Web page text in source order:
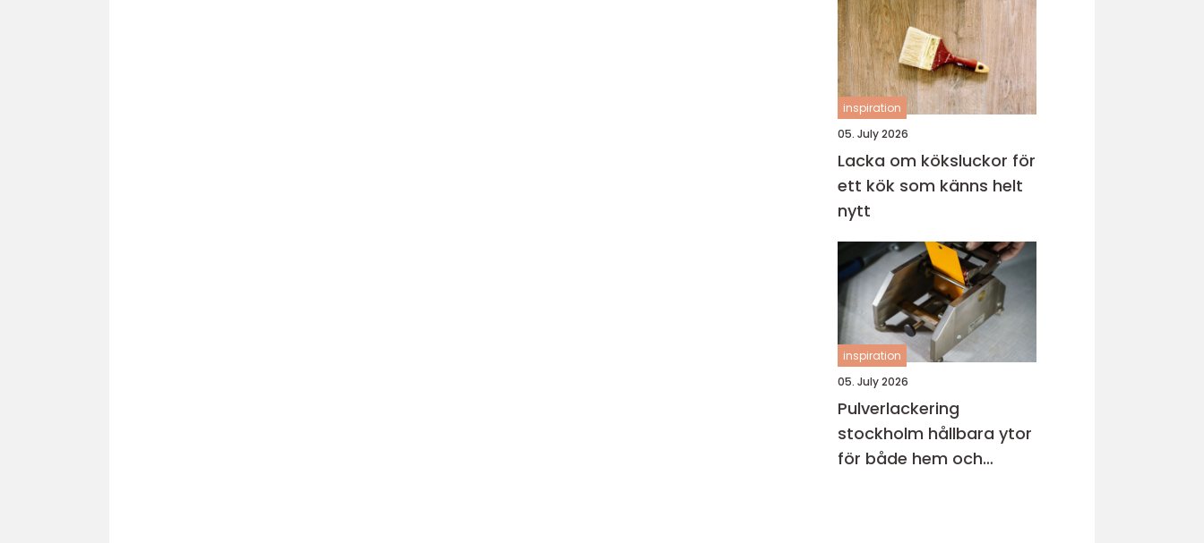
hållbart byggande
inspiration
05. July 2026
Lacka om köksluckor för
ett kök som känns helt
nytt
inspiration
05. July 2026
Pulverlackering
stockholm hållbara ytor
för både hem och